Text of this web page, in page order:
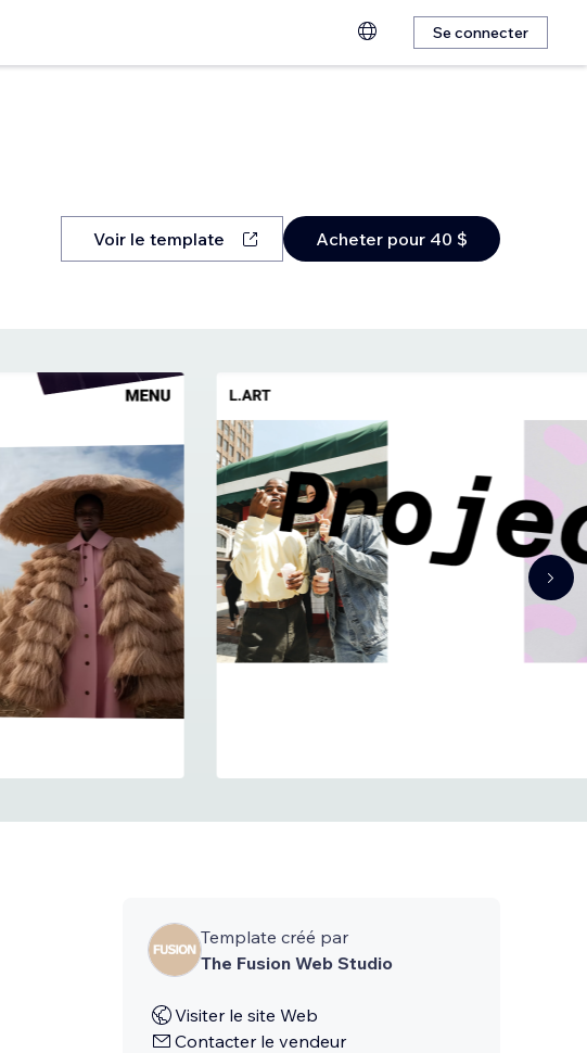
Se connecter
Voir le template Acheter pour 40 $
Template créé par
The Fusion Web Studio
Visiter le site Web
Contacter le vendeur